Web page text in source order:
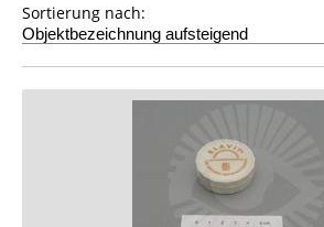
Sortierung nach: